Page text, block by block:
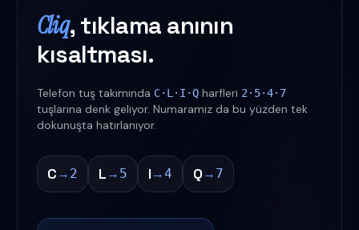
Cliq, tıklama anının
kısaltması.
Telefon tuş takımında C·L·I·Q harfleri 2·5·4·7
tuşlarına denk geliyor. Numaramız da bu yüzden tek
dokunuşta hatırlanıyor.
C→ 2 L→ 5 I→4 Q→ 7